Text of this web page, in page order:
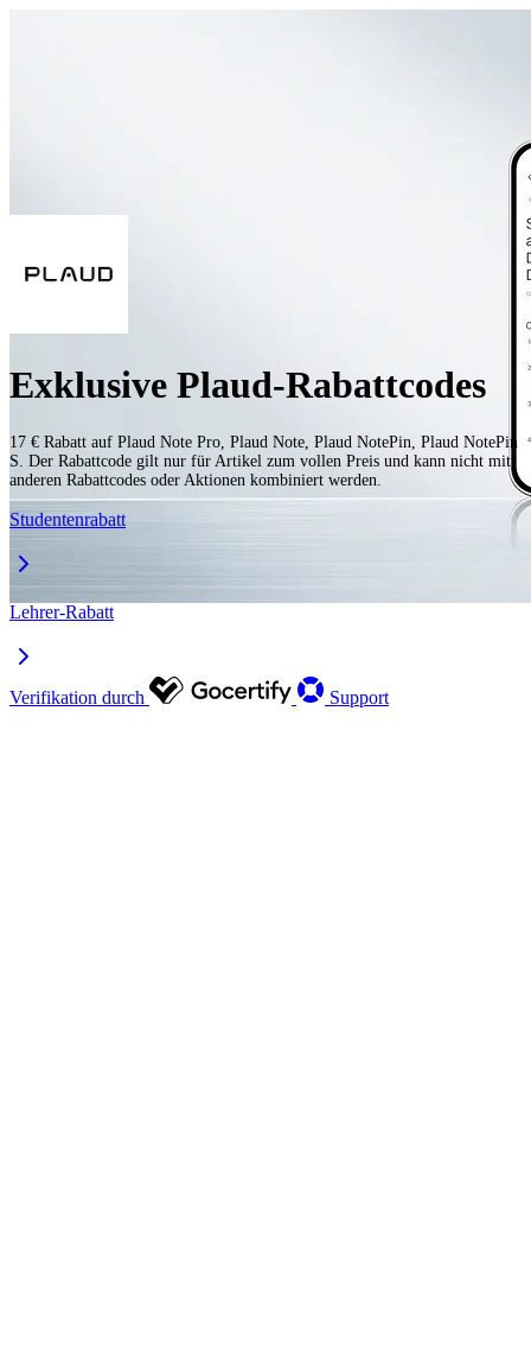
Exklusive Plaud-Rabattcodes
17 € Rabatt auf Plaud Note Pro, Plaud Note, Plaud NotePin, Plaud NotePin
S. Der Rabattcode gilt nur für Artikel zum vollen Preis und kann nicht mit
anderen Rabattcodes oder Aktionen kombiniert werden.
Studentenrabatt
Lehrer-Rabatt
Verifikation durch Support